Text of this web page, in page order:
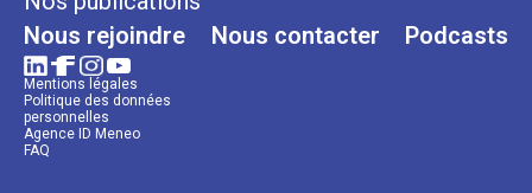
Nous rejoindre Nous contacter Podcasts
Mentions légales
Politique des données
personnelles
Agence ID Meneo
FAQ